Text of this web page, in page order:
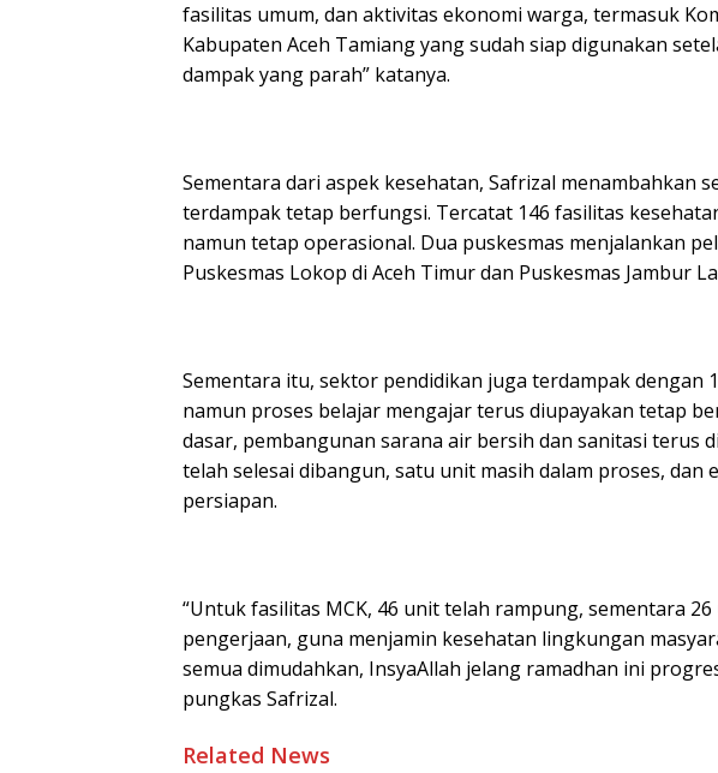
fasilitas umum, dan aktivitas ekonomi warga, termasuk
Kabupaten Aceh Tamiang yang sudah siap digunakan
dampak yang parah” katanya.
Sementara dari aspek kesehatan, Safrizal menambahkan
terdampak tetap berfungsi. Tercatat 146 fasilitas
namun tetap operasional. Dua puskesmas menjalankan
Puskesmas Lokop di Aceh Timur dan Puskesmas Jambur
Sementara itu, sektor pendidikan juga terdampak dengan
namun proses belajar mengajar terus diupayakan tetap
dasar, pembangunan sarana air bersih dan sanitasi terus
telah selesai dibangun, satu unit masih dalam proses, dan
persiapan.
“Untuk fasilitas MCK, 46 unit telah rampung, sementara
pengerjaan, guna menjamin kesehatan lingkungan
semua dimudahkan, InsyaAllah jelang ramadhan ini
pungkas Safrizal.
Related News